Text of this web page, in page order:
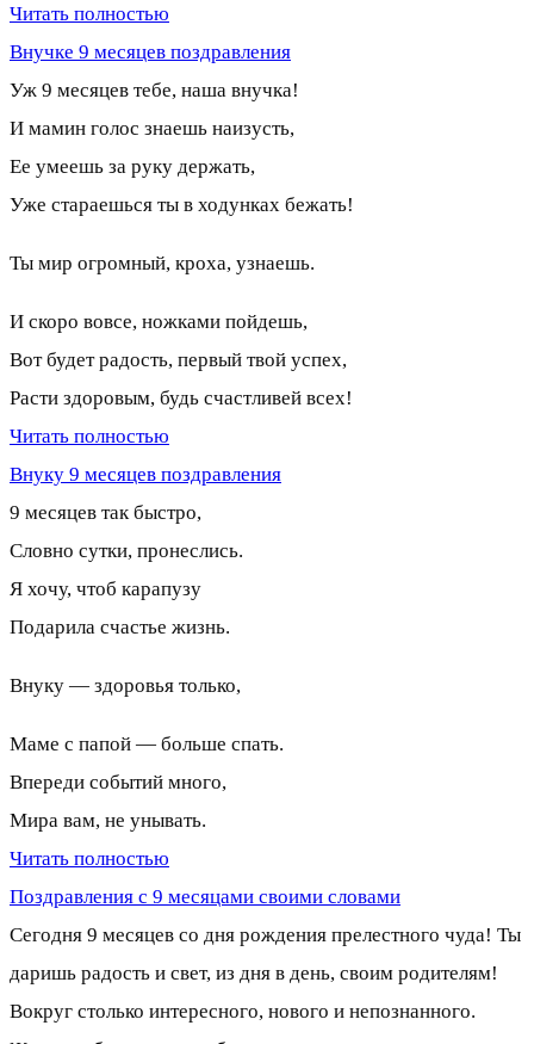
Читать полностью
Внучке 9 месяцев поздравления
Уж 9 месяцев тебе, наша внучка!
И мамин голос знаешь наизусть,
Ее умеешь за руку держать,
Уже стараешься ты в ходунках бежать!
Ты мир огромный, кроха, узнаешь.
И скоро вовсе, ножками пойдешь,
Вот будет радость, первый твой успех,
Расти здоровым, будь счастливей всех!
Читать полностью
Внуку 9 месяцев поздравления
9 месяцев так быстро,
Словно сутки, пронеслись.
Я хочу, чтоб карапузу
Подарила счастье жизнь.
Внуку — здоровья только,
Маме с папой — больше спать.
Впереди событий много,
Мира вам, не унывать.
Читать полностью
Поздравления с 9 месяцами своими словами
Сегодня 9 месяцев со дня рождения прелестного чуда! Ты
даришь радость и свет, из дня в день, своим родителям!
Вокруг столько интересного, нового и непознанного.